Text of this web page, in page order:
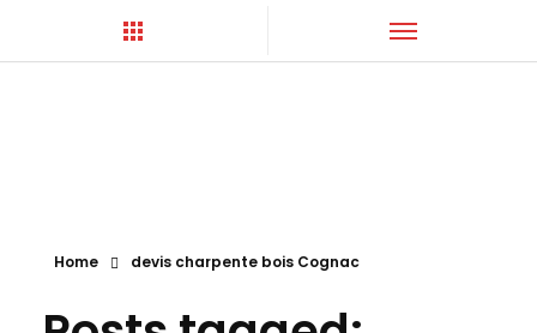
Home devis charpente bois Cognac